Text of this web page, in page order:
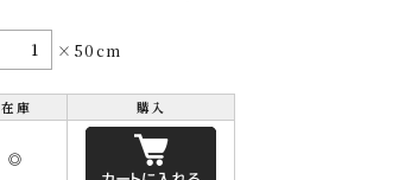
×50cm
在庫 購入
◎